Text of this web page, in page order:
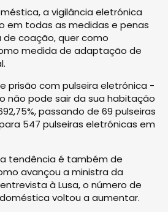
a vigilância eletrónica
em todas as medidas e penas
coação, quer como
medida de adaptação de
prisão com pulseira eletrónica -
não pode sair da sua habitação
passando de 69 pulseiras
547 pulseiras eletrónicas em
tendência é também de
avançou a ministra da
à Lusa, o número de
voltou a aumentar.